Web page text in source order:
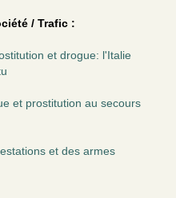
/ Trafic :
et drogue: l'Italie
et prostitution au secours
et des armes